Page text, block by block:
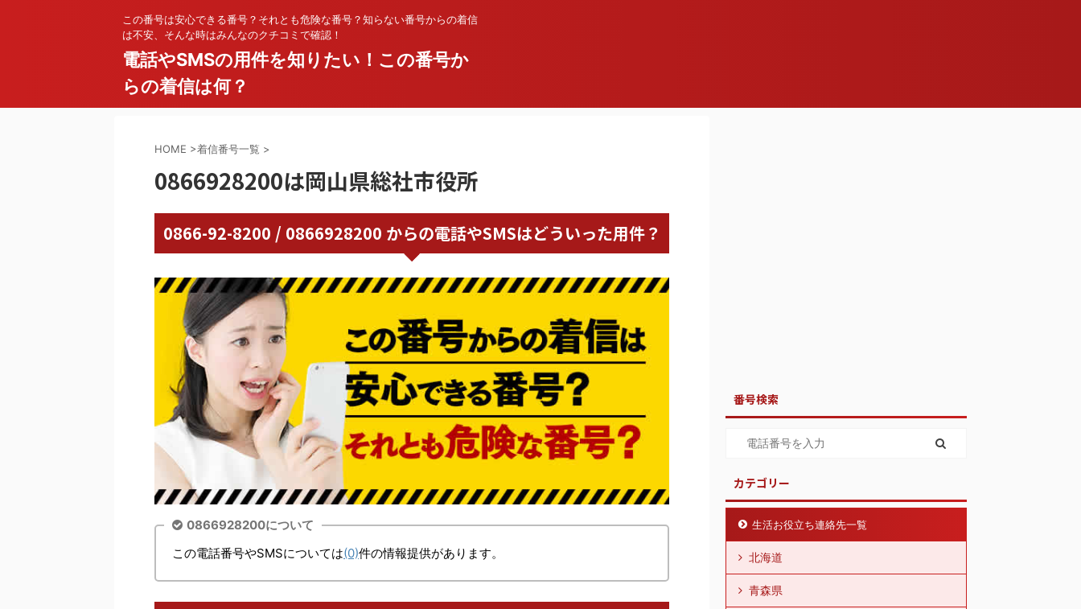
この番号は安心できる番号？それとも危険な番号？知らない番号からの着信
は不安、そんな時はみんなのクチコミで確認！
電話やSMSの用件を知りたい！この番号か
らの着信は何？
HOME >着信番号一覧 >
0866928200は岡山県総社市役所
0866-92-8200 / 0866928200 からの電話やSMSはどういった用件？
0866928200について
この電話番号やSMSについては(0)件の情報提供があります。
番号検索
カテゴリー
生活お役立ち連絡先一覧
北海道
青森県